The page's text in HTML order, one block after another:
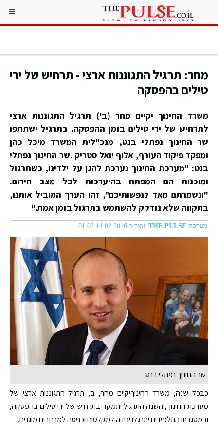
מחר: תרגיל התגוננות ארצי - תרחיש של ירי
טילים בהפסקה
משרד החינוך יקיים מחר (ב') תרגיל התגוננות ארצי
לתרחיש של ירי טילים בזמן ההפסקה. בתרגיל ישתתפו
שר החינוך נפתלי בנט, מנכ"לית המשרד מיכל כהן
ומפקד פיקוד העורף, אלוף יואל סטריק .שר החינוך נפתלי
בנט: "מערכת החינוך נערכת להגן על ילדינו, כשתרגול
ומוכנות הם המפתח בהיערכות לכל מצב חירום.
"ונשמרתם מאד לנפשותיכם", זהו הערך המוביל אותנו,
בתקווה שלא נזדקק להשתמש בתרגול בזמן אמת."
מערכת THE PULSE נוצר ב 14.02.2016 01:02
שר החינוך נפתלי בנט
כבכל שנה, משרד החינוךיקיים מחר, ב', תרגיל התגוננות ארצי של
מערכת החינוך, השנה התרגיל יתמקד בתרחיש של ירי טילים בהפסקה,
ובמסגרתו התלמידים יתרגלו ירידה למקלטים וכניסה למרחבים מוגנים.